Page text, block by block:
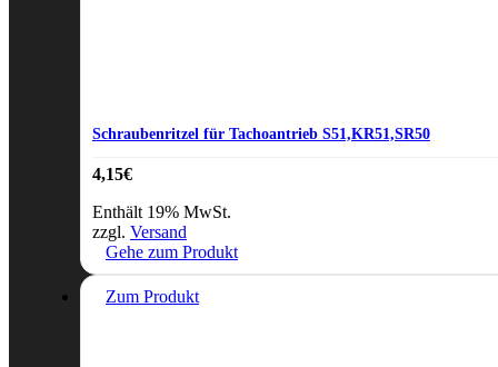
Schraubenritzel für Tachoantrieb S51,KR51,SR50
4,15€
Enthält 19% MwSt.
zzgl. Versand
Gehe zum Produkt
Zum Produkt